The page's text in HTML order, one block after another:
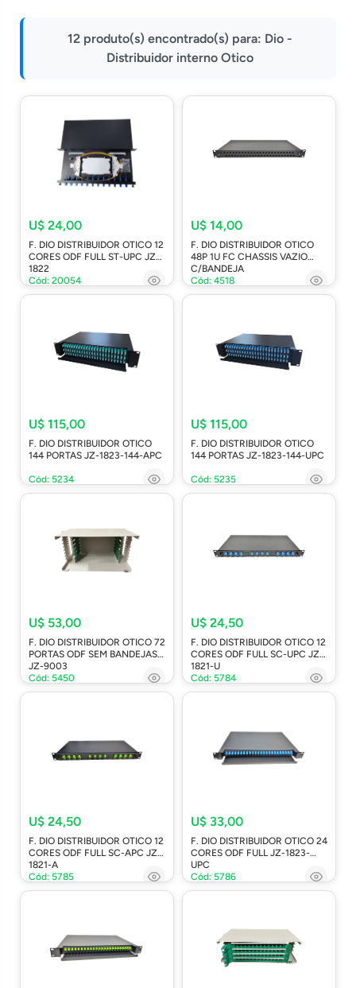
Onu Epon
Ont-Xpon
Ferramentas-Tools
12 produto(s) encontrado(s) para: Dio -
Distribuidor interno Otico
U$ 24,00
F. DIO DISTRIBUIDOR OTICO 12
CORES ODF FULL ST-UPC JZ-
1822
Cód: 20054
U$ 14,00
F. DIO DISTRIBUIDOR OTICO
48P 1U FC CHASSIS VAZIO
C/BANDEJA
Cód: 4518
U$ 115,00
F. DIO DISTRIBUIDOR OTICO
144 PORTAS JZ-1823-144-APC
Cód: 5234
U$ 115,00
F. DIO DISTRIBUIDOR OTICO
144 PORTAS JZ-1823-144-UPC
Cód: 5235
U$ 53,00
F. DIO DISTRIBUIDOR OTICO 72
PORTAS ODF SEM BANDEJAS
JZ-9003
Cód: 5450
U$ 24,50
F. DIO DISTRIBUIDOR OTICO 12
CORES ODF FULL SC-UPC JZ-
1821-U
Cód: 5784
U$ 24,50
F. DIO DISTRIBUIDOR OTICO 12
CORES ODF FULL SC-APC JZ-
1821-A
Cód: 5785
U$ 33,00
F. DIO DISTRIBUIDOR OTICO 24
CORES ODF FULL JZ-1823-
UPC
Cód: 5786